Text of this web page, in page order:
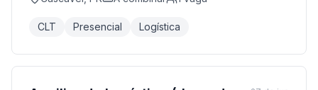
CLT Presencial Logística